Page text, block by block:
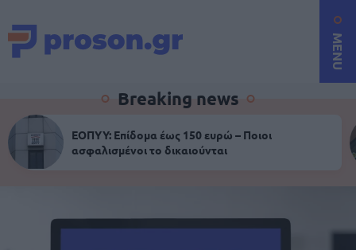
MENU
Breaking news
ΕΟΠΥΥ: Επίδομα έως 150 ευρώ – Ποιοι
ασφαλισμένοι το δικαιούνται